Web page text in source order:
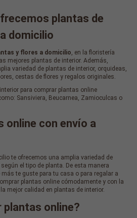
plantas de
domicilio
y flores a domicilio, en la floristería
mejores plantas de interior. Además,
variedad de plantas de interior, orquideas,
cestas de flores y regalos originales.
para comprar plantas online
Sansiviera, Beucarnea, Zamioculcas o
online con envío a
te ofrecemos una amplia variedad de
el tipo de planta. De esta manera
te guste para tu casa o para regalar a
plantas online cómodamente y con la
mejor calidad en plantas de interior.
plantas online?